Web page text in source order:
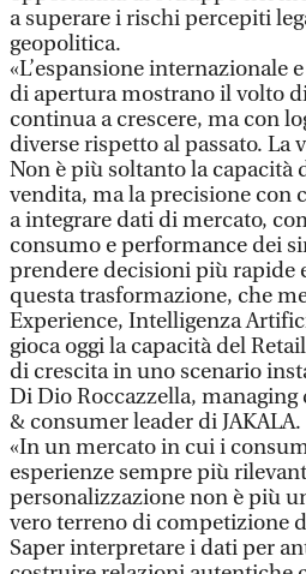
a superare i rischi percepiti
geopolitica.
«L’espansione internazionale
di apertura mostrano il volto
continua a crescere, ma con
diverse rispetto al passato. La
Non è più soltanto la
vendita, ma la precisione con
a integrare dati di mercato,
consumo e performance dei
prendere decisioni più rapide
questa trasformazione, che
Experience, Intelligenza
gioca oggi la capacità del
di crescita in uno scenario
Di Dio Roccazzella,
& consumer leader di JAKALA.
«In un mercato in cui i
esperienze sempre più
personalizzazione non è più
vero terreno di competizione
Saper interpretare i dati per